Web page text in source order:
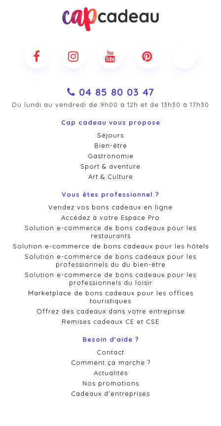
04 85 80 03 47
Du lundi au vendredi de 9h00 à 12h et de 13h30 à 17h30
Cap cadeau vous propose
Séjours
Bien-être
Gastronomie
Sport & aventure
Art & Culture
Vous êtes professionnel ?
Vendez vos bons cadeaux en ligne
Accédez à votre Espace Pro
Solution e-commerce de bons cadeaux pour les
restaurants
Solution e-commerce de bons cadeaux pour les hôtels
Solution e-commerce de bons cadeaux pour les
professionnels du du bien-être
Solution e-commerce de bons cadeaux pour les
professionnels du loisir
Marketplace de bons cadeaux pour les offices
touristiques
Offrez des cadeaux dans votre entreprise
Remises cadeaux CE et CSE
Besoin d'aide ?
Contact
Comment ça marche ?
Actualités
Nos promotions
Cadeaux d'entreprises